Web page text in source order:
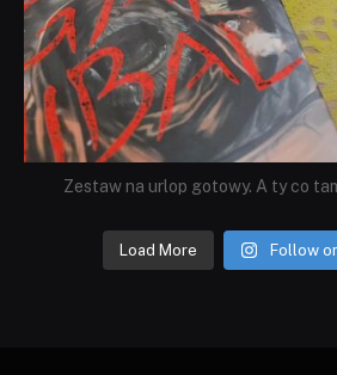
Zestaw na urlop gotowy. A ty co
Load More Follow